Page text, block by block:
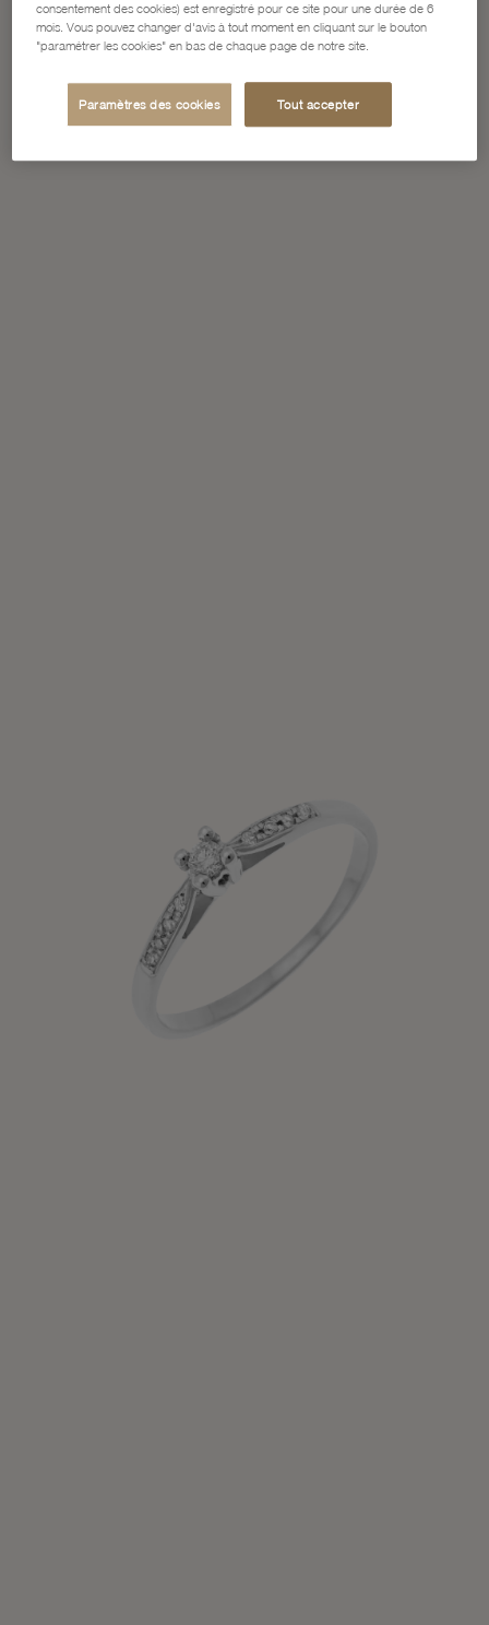
consentement des cookies) est enregistré pour ce site pour une durée de 6
mois. Vous pouvez changer d'avis à tout moment en cliquant sur le bouton
"paramétrer les cookies" en bas de chaque page de notre site.
Paramètres des cookies Tout accepter